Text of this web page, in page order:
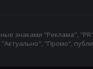
знаками "Реклама",
"Промо",